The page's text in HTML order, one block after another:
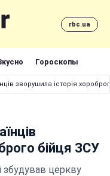
rbc.ua
Гороскопы
зворушила історія
бійця ЗСУ
збудував церкву